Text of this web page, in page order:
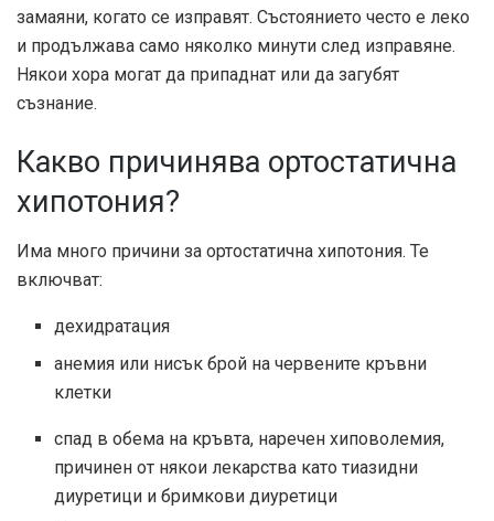
замаяни, когато се изправят. Състоянието често е леко
и продължава само няколко минути след изправяне.
Някои хора могат да припаднат или да загубят
съзнание.
Какво причинява ортостатична
хипотония?
Има много причини за ортостатична хипотония. Те
включват:
дехидратация
анемия или нисък брой на червените кръвни
клетки
спад в обема на кръвта, наречен хиповолемия,
причинен от някои лекарства като тиазидни
диуретици и бримкови диуретици